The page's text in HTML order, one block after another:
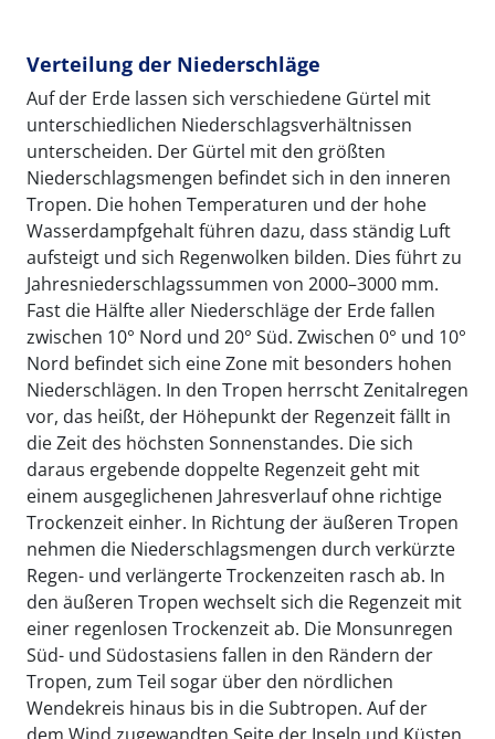
Verteilung der Niederschläge
Auf der Erde lassen sich verschiedene Gürtel mit
unterschiedlichen Niederschlagsverhältnissen
unterscheiden. Der Gürtel mit den größten
Niederschlagsmengen befindet sich in den inneren
Tropen. Die hohen Temperaturen und der hohe
Wasserdampfgehalt führen dazu, dass ständig Luft
aufsteigt und sich Regenwolken bilden. Dies führt zu
Jahresniederschlagssummen von 2000–3000 mm.
Fast die Hälfte aller Niederschläge der Erde fallen
zwischen 10° Nord und 20° Süd. Zwischen 0° und 10°
Nord befindet sich eine Zone mit besonders hohen
Niederschlägen. In den Tropen herrscht Zenitalregen
vor, das heißt, der Höhepunkt der Regenzeit fällt in
die Zeit des höchsten Sonnenstandes. Die sich
daraus ergebende doppelte Regenzeit geht mit
einem ausgeglichenen Jahresverlauf ohne richtige
Trockenzeit einher. In Richtung der äußeren Tropen
nehmen die Niederschlagsmengen durch verkürzte
Regen- und verlängerte Trockenzeiten rasch ab. In
den äußeren Tropen wechselt sich die Regenzeit mit
einer regenlosen Trockenzeit ab. Die Monsunregen
Süd- und Südostasiens fallen in den Rändern der
Tropen, zum Teil sogar über den nördlichen
Wendekreis hinaus bis in die Subtropen. Auf der